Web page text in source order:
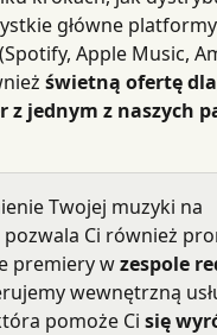
główne platformy
Apple Music,
świetną ofertę
z jednym z naszych
Twojej muzyki na
Ci również
premiery w zespole
wewnętrzną
pomoże Ci się